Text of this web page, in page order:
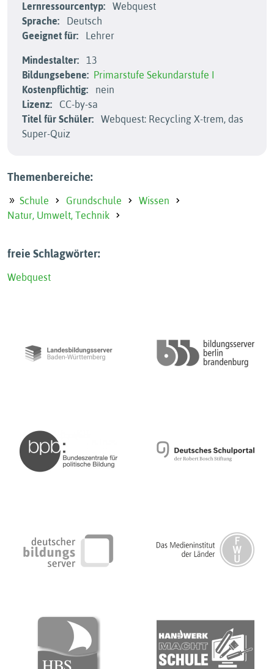
Lernressourcentyp:
Webquest
Sprache:
Deutsch
Geeignet für:
Lehrer
Mindestalter:
13
Bildungsebene: Primarstufe Sekundarstufe I
Kostenpflichtig:
nein
Lizenz:
CC-by-sa
Titel für Schüler:
Webquest: Recycling X-trem, das
Super-Quiz
Themenbereiche:
Schule Grundschule
Wissen
Natur, Umwelt, Technik
freie Schlagwörter:
Webquest